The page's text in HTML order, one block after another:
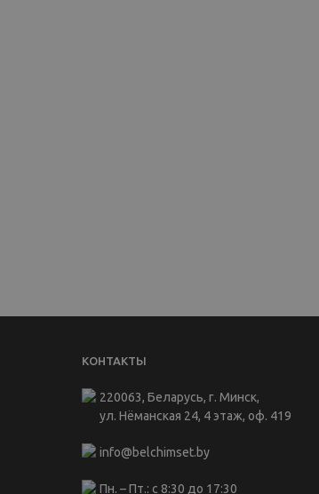
КОНТАКТЫ
220063, Беларусь, г. Минск,
ул. Нёманская 24, 4 этаж, оф. 419
info@belchimset.by
Пн. – Пт.: с 8:30 до 17:30